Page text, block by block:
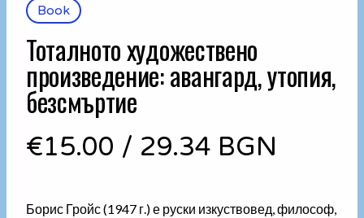
Book
Тоталното художествено
произведение: авангард, утопия,
безсмъртие
€15.00 / 29.34 BGN
Борис Гройс (1947 г.) е руски изкуствовед, философ,